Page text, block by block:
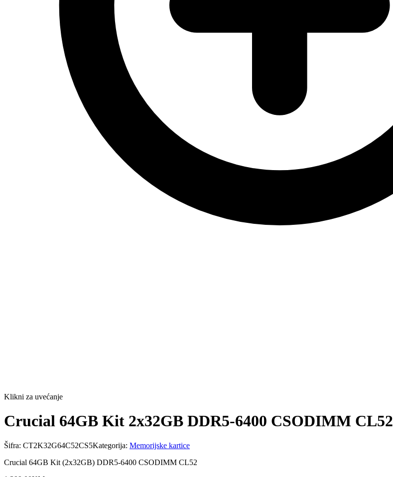
Klikni za uvećanje
Crucial 64GB Kit 2x32GB DDR5-6400 CSODIMM CL52
Šifra: CT2K32G64C52CS5Kategorija: Memorijske kartice
Crucial 64GB Kit (2x32GB) DDR5-6400 CSODIMM CL52